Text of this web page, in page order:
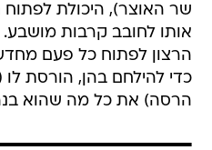
שר האוצר), היכולת לפתוח
אותו לחובב קרבות מושבע.
הרצון לפתוח כל פעם
כדי להילחם בהן, הורסת
הרסה) את כל מה שהוא בנה במהלך